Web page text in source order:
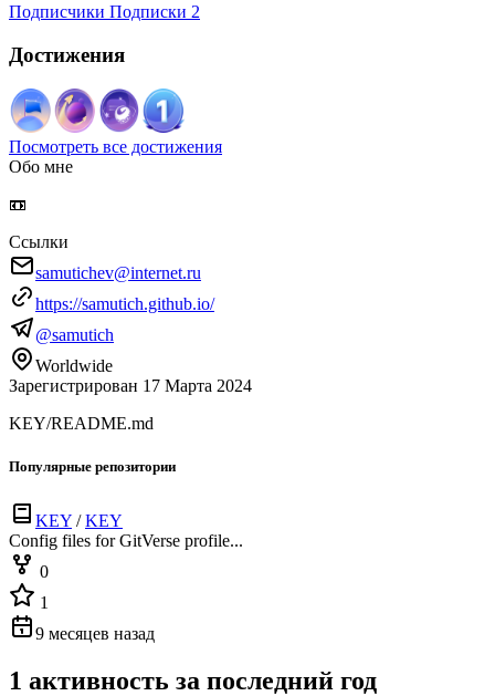
Подписчики Подписки 2
Достижения
Посмотреть все достижения
Обо мне
📼
Ссылки
samutichev@internet.ru
https://samutich.github.io/
@samutich
Worldwide
Зарегистрирован 17 Марта 2024
KEY/README.md
Популярные репозитории
KEY /KEY
Config files for GitVerse profile...
0
1
9 месяцев назад
1 активность за последний год